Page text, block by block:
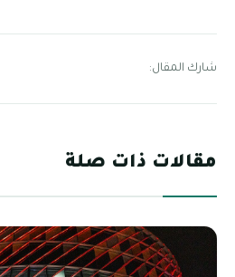
شارك المقال:
مقالات ذات صلة